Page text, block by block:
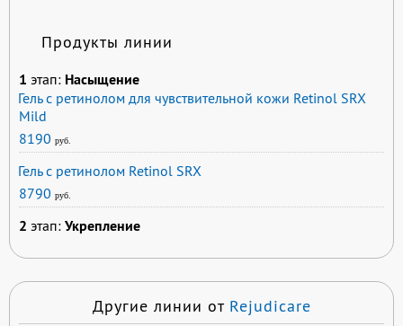
Продукты линии
1 этап: Насыщение
Гель с ретинолом для чувствительной кожи Retinol SRX
Mild
8190 руб.
Гель с ретинолом Retinol SRX
8790 руб.
2 этап: Укрепление
Другие линии от Rejudicare